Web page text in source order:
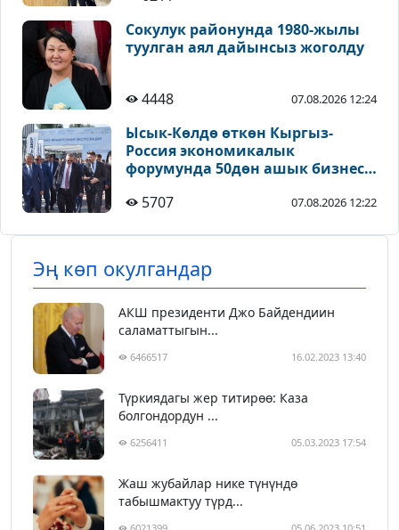
Сокулук районунда 1980-жылы
туулган аял дайынсыз жоголду
4448 07.08.2026 12:24
Ысык-Көлдө өткөн Кыргыз-
Россия экономикалык
форумунда 50дөн ашык бизнес-
5707
07.08.2026 12:22
Эң көп окулгандар
АКШ президенти Джо Байдендиин
саламаттыгын...
6466517 16.02.2023 13:40
Түркиядагы жер титирөө: Каза
болгондордун ...
6256411 05.03.2023 17:54
Жаш жубайлар нике түнүндө
табышмактуу түрд...